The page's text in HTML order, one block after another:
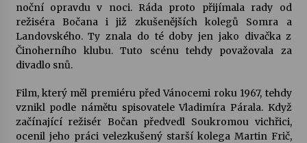
noční opravdu v noci. Ráda proto přijímala rady od
režiséra Bočana i již zkušenějších kolegů Somra a
Landovského. Ty znala do té doby jen jako divačka z
Činoherního klubu. Tuto scénu tehdy považovala za
divadlo snů.
Film, který měl premiéru před Vánocemi roku 1967, tehdy
vznikl podle námětu spisovatele Vladimíra Párala. Když
začínající režisér Bočan předvedl Soukromou vichřici,
ocenil jeho práci velezkušený starší kolega Martin Frič,